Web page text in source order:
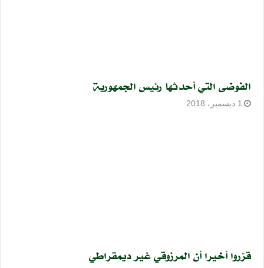
الفوضى التي أحدثها رئيس الجمهورية
1 ديسمبر، 2018
قرّروا أخيرا أن المرزوقي غير ديمقراطي